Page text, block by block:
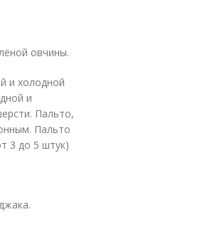
овчины.
и холодной
и
Пальто,
Пальто
3 до 5 штук)